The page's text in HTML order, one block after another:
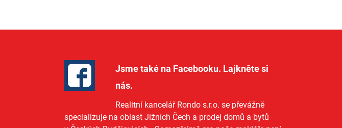
Jsme také na Facebooku. Lajkněte si
nás.
Realitní kancelář Rondo s.r.o. se převážně
specializuje na oblast Jižních Čech a prodej domů a bytů